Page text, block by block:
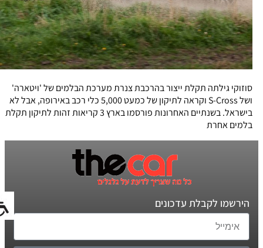
סוזוקי גילתה תקלת ייצור בהרכבת צנרת מערכת הבלמים של 'ויטארה'
ושל S-Cross וקראה לתיקון של כמעט 5,000 כלי רכב באירופה, אבל לא
בישראל. בשנתיים האחרונות פורסמו בארץ 3 קריאות זהות לתיקון תקלת
בלמים אחרת
הירשמו לקבלת עדכונים